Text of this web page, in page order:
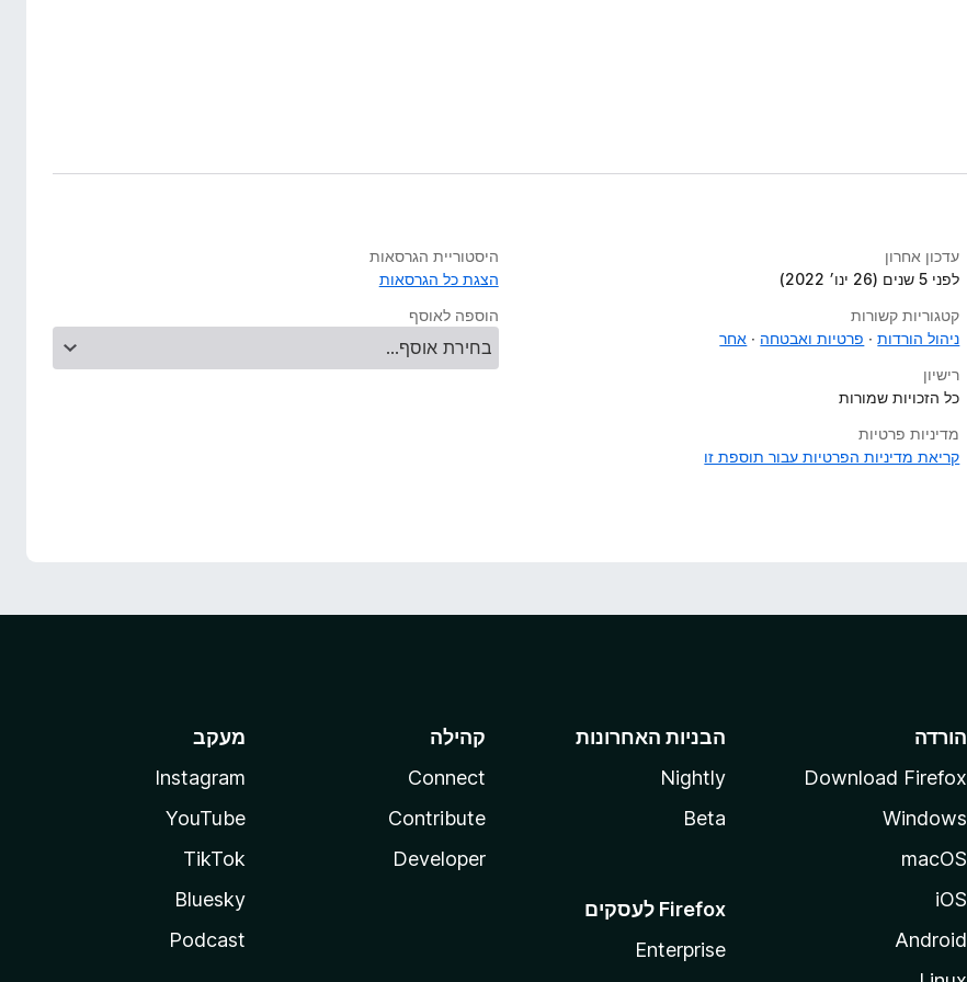
עדכון אחרון
לפני 5 שנים (26 ינו׳ 2022)
קטגוריות קשורות
ניהול הורדות
פרטיות ואבטחה
אחר
רישיון
כל הזכויות שמורות
מדיניות פרטיות
קריאת מדיניות הפרטיות עבור תוספת זו
היסטוריית הגרסאות
הצגת כל הגרסאות
הוספה לאוסף
הורדה
Download Firefox
Windows
macOS
iOS
Android
הבניות האחרונות
Nightly
Beta
Enterprise
קהילה
Connect
Contribute
Developer
מעקב
Instagram
YouTube
TikTok
Bluesky
Podcast